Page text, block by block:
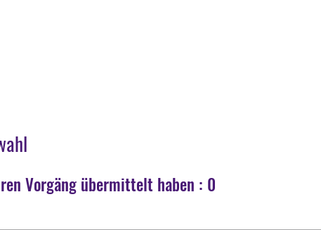
Vorgäng übermittelt haben : 0